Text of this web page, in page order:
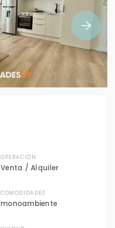
OPERACIÓN
Venta / Alquiler
COMODIDADES
monoambiente